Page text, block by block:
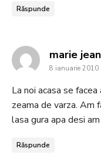
Răspunde
marie
8 ianuarie 2010
La noi acasa se
zeama de varza. Am
lasa gura apa desi
Răspunde